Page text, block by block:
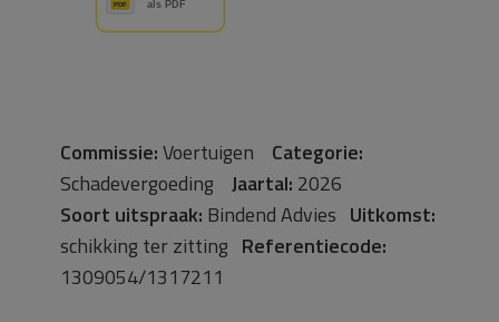
Commissie:Voertuigen Categorie:
Schadevergoeding Jaartal: 2026
Soort uitspraak: Bindend Advies Uitkomst:
schikking ter zitting Referentiecode:
1309054/1317211